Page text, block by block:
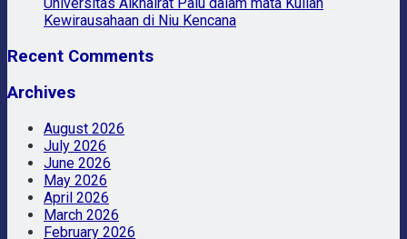
Kewirausahaan di Niu Kencana
Recent Comments
Archives
August 2026
July 2026
June 2026
May 2026
April 2026
March 2026
February 2026